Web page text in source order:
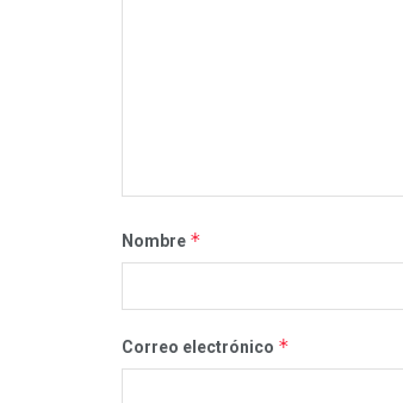
Nombre *
Correo electrónico *